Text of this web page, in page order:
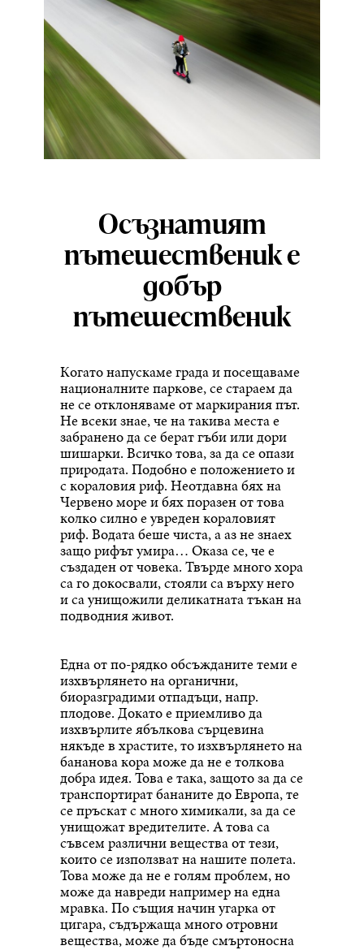
Осъзнатият
пътешественик е
добър
пътешественик
Когато напускаме града и посещаваме
националните паркове, се стараем да
не се отклоняваме от маркирания път.
Не всеки знае, че на такива места е
забранено да се берат гъби или дори
шишарки. Всичко това, за да се опази
природата. Подобно е положението и
с кораловия риф. Неотдавна бях на
Червено море и бях поразен от това
колко силно е увреден кораловият
риф. Водата беше чиста, а аз не знаех
защо рифът умира… Оказа се, че е
създаден от човека. Твърде много хора
са го докосвали, стояли са върху него
и са унищожили деликатната тъкан на
подводния живот.
Една от по-рядко обсъжданите теми е
изхвърлянето на органични,
биоразградими отпадъци, напр.
плодове. Докато е приемливо да
изхвърлите ябълкова сърцевина
някъде в храстите, то изхвърлянето на
бананова кора може да не е толкова
добра идея. Това е така, защото за да се
транспортират бананите до Европа, те
се пръскат с много химикали, за да се
унищожат вредителите. А това са
съвсем различни вещества от тези,
които се използват на нашите полета.
Това може да не е голям проблем, но
може да навреди например на една
мравка. По същия начин угарка от
цигара, съдържаща много отровни
вещества, може да бъде смъртоносна